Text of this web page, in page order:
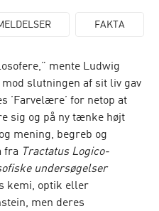
FAKTA
mente Ludwig
slutningen af sit liv gav
’Farvelære’ for netop at
sig og på ny tænke højt
mening, begreb og
fra Tractatus Logico-
undersøgelser
kemi, optik eller
men deres